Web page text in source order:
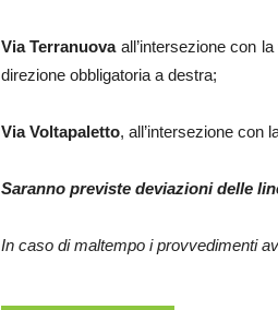
Via Terranuova all’intersezione con
direzione obbligatoria a destra;
Via Voltapaletto, all’intersezione con
Saranno previste deviazioni delle
In caso di maltempo i provvedimenti